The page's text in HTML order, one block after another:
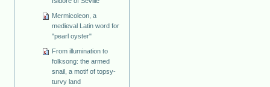
Mermicoleon, a
medieval Latin word for
"pearl oyster"
From illumination to
folksong: the armed
snail, a motif of topsy-
turvy land